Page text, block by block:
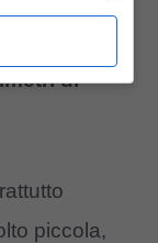
il
di
piccola,